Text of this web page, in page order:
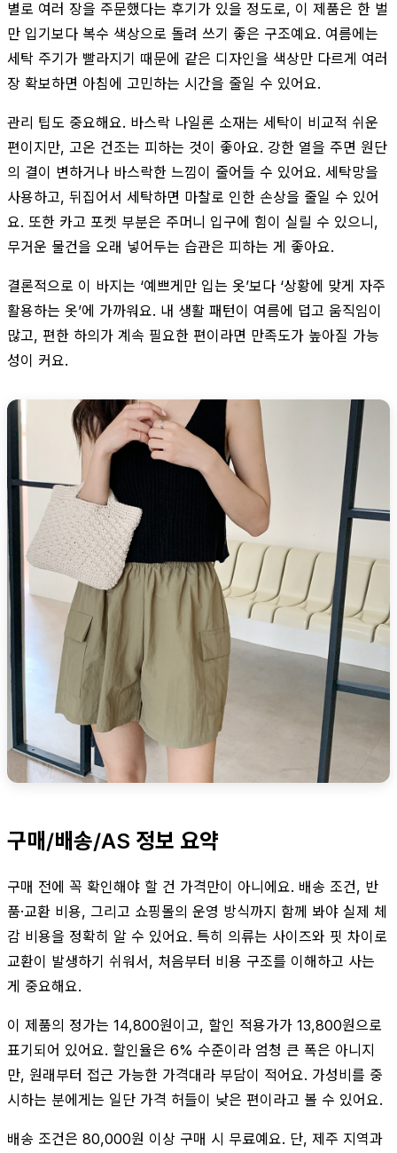
별로 여러 장을 주문했다는 후기가 있을 정도로, 이 제품은 한 벌
만 입기보다 복수 색상으로 돌려 쓰기 좋은 구조예요. 여름에는
세탁 주기가 빨라지기 때문에 같은 디자인을 색상만 다르게 여러
장 확보하면 아침에 고민하는 시간을 줄일 수 있어요.
관리 팁도 중요해요. 바스락 나일론 소재는 세탁이 비교적 쉬운
편이지만, 고온 건조는 피하는 것이 좋아요. 강한 열을 주면 원단
의 결이 변하거나 바스락한 느낌이 줄어들 수 있어요. 세탁망을
사용하고, 뒤집어서 세탁하면 마찰로 인한 손상을 줄일 수 있어
요. 또한 카고 포켓 부분은 주머니 입구에 힘이 실릴 수 있으니,
무거운 물건을 오래 넣어두는 습관은 피하는 게 좋아요.
결론적으로 이 바지는 ‘예쁘게만 입는 옷’보다 ‘상황에 맞게 자주
활용하는 옷’에 가까워요. 내 생활 패턴이 여름에 덥고 움직임이
많고, 편한 하의가 계속 필요한 편이라면 만족도가 높아질 가능
성이 커요.
구매/배송/AS 정보 요약
구매 전에 꼭 확인해야 할 건 가격만이 아니에요. 배송 조건, 반
품·교환 비용, 그리고 쇼핑몰의 운영 방식까지 함께 봐야 실제 체
감 비용을 정확히 알 수 있어요. 특히 의류는 사이즈와 핏 차이로
교환이 발생하기 쉬워서, 처음부터 비용 구조를 이해하고 사는
게 중요해요.
이 제품의 정가는 14,800원이고, 할인 적용가가 13,800원으로
표기되어 있어요. 할인율은 6% 수준이라 엄청 큰 폭은 아니지
만, 원래부터 접근 가능한 가격대라 부담이 적어요. 가성비를 중
시하는 분에게는 일단 가격 허들이 낮은 편이라고 볼 수 있어요.
배송 조건은 80,000원 이상 구매 시 무료예요. 단, 제주 지역과